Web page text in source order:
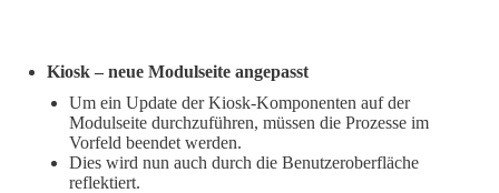
Kiosk – neue Modulseite angepasst
Um ein Update der Kiosk-Komponenten auf der
Modulseite durchzuführen, müssen die Prozesse im
Vorfeld beendet werden.
Dies wird nun auch durch die Benutzeroberfläche
reflektiert.